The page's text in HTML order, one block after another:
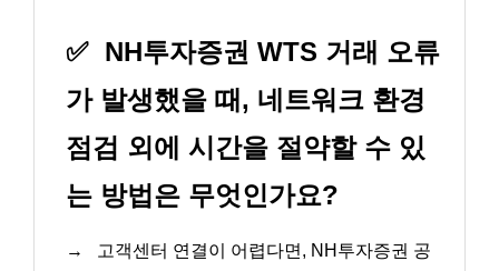
✅ NH투자증권 WTS 거래 오류
가 발생했을 때, 네트워크 환경
점검 외에 시간을 절약할 수 있
는 방법은 무엇인가요?
→
고객센터 연결이 어렵다면, NH투자증권 공